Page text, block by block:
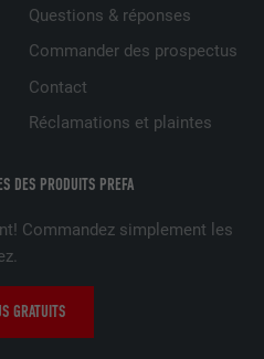
DES PRODUITS PREFA
Commandez simplement les
GRATUITS
Questions & réponses
Commander des prospectus
Contact
Réclamations et plaintes
sites Internet afin d'afficher de
adaptée aux préférences de